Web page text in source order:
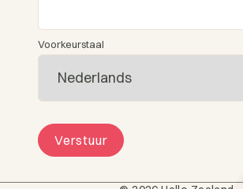
Voorkeurstaal
Verstuur